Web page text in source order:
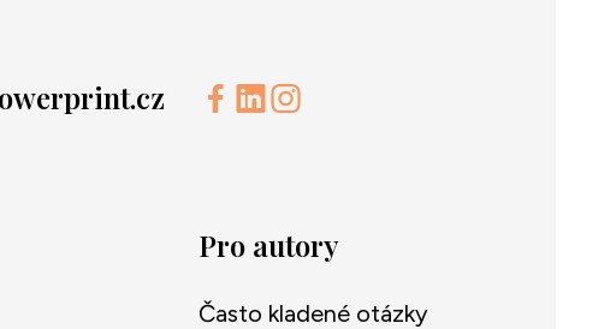
Pro autory
Často kladené otázky